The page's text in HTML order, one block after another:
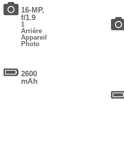
16-MP,
f/1.9
1
Arrière
Appareil
Photo
2600
mAh